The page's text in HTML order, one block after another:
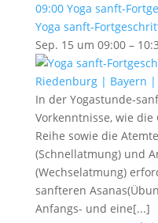
09:00 Yoga sanft-
Yoga sanft-
Sep. 15 um 09:00 –
In der Yogastunde-
Vorkenntnisse, wie die
Reihe sowie die
(Schnellatmung) und
(Wechselatmung)
sanfteren
Anfangs- und eine[...]